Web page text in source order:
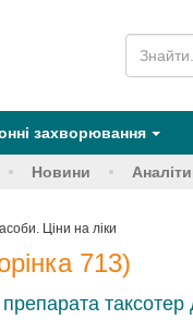
захворювання
Новини
Ціни на ліки
713)
таксотер